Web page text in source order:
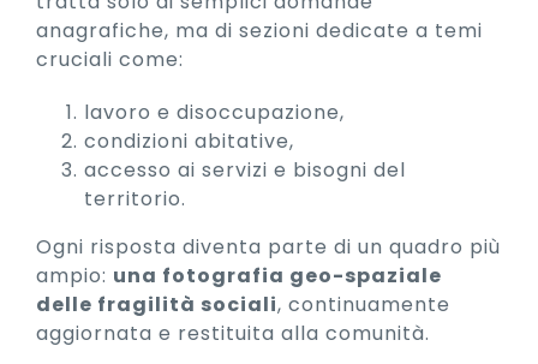
anagrafiche, ma di sezioni dedicate a temi
cruciali come:
lavoro e disoccupazione,
condizioni abitative,
accesso ai servizi e bisogni del
territorio.
Ogni risposta diventa parte di un quadro più
ampio: una fotografia geo-spaziale
delle fragilità sociali, continuamente
aggiornata e restituita alla comunità.